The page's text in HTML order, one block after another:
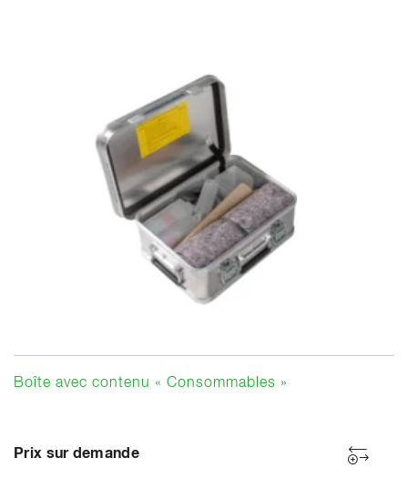
Boîte avec contenu « Consommables »
Prix sur demande